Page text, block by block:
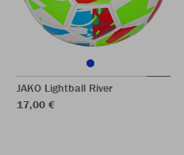
JAKO Lightball River
17,00 €